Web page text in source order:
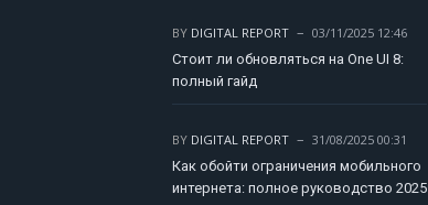
BY DIGITAL REPORT
03/11/2025 12:46
Стоит ли обновляться на One UI 8:
полный гайд
BY DIGITAL REPORT
31/08/2025 00:31
Как обойти ограничения мобильного
интернета: полное руководство 2025